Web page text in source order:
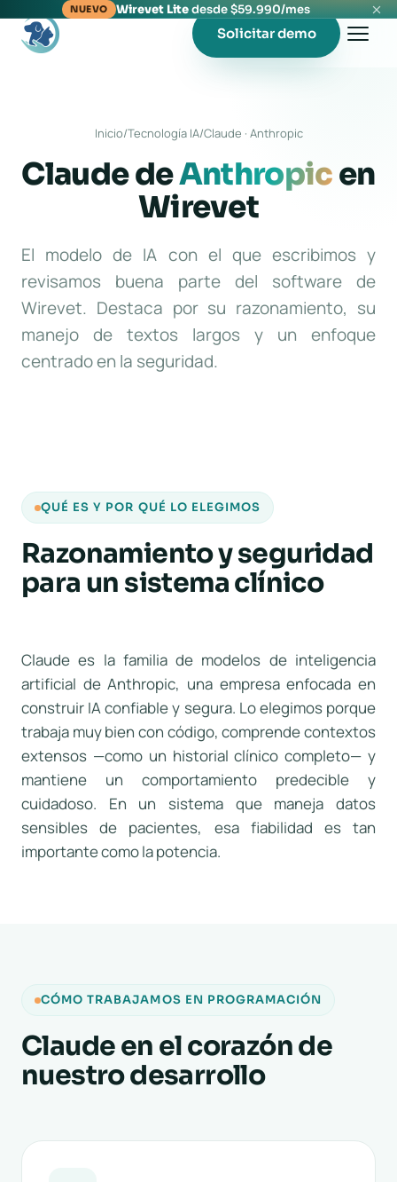
NUEVO Wirevet Litedesde $59.990/mes
Solicitar demo
Inicio/Tecnología IA/Claude · Anthropic
Claude deAnthropicen
Wirevet
El modelo de IA con el que escribimos y
revisamos buena parte del software de
Wirevet. Destaca por su razonamiento, su
manejo de textos largos y un enfoque
centrado en la seguridad.
QUÉ ES Y POR QUÉ LO ELEGIMOS
Razonamiento y seguridad
para un sistema clínico
Claude es la familia de modelos de inteligencia
artificial de Anthropic, una empresa enfocada en
construir IA confiable y segura. Lo elegimos porque
trabaja muy bien con código, comprende contextos
extensos —como un historial clínico completo— y
mantiene un comportamiento predecible y
cuidadoso. En un sistema que maneja datos
sensibles de pacientes, esa fiabilidad es tan
importante como la potencia.
CÓMO TRABAJAMOS EN PROGRAMACIÓN
Claude en el corazón de
nuestro desarrollo